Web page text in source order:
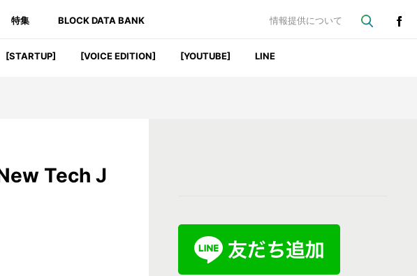
特集 BLOCK DATA BANK 情報提供について
[STARTUP] [VOICE EDITION] [YOUTUBE] LINE
Tech J
サ
イ